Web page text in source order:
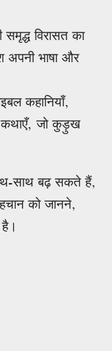
विरासत का
अपनी भाषा और
कहानियाँ,
कथाएँ, जो कुड़ुख
साथ बढ़ सकते हैं,
को जानने,